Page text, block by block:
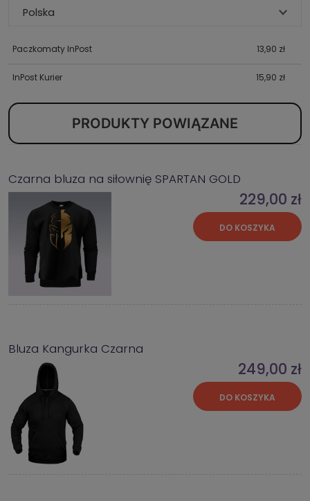
Paczkomaty InPost 13,90 zł
InPost Kurier 15,90 zł
PRODUKTY POWIĄZANE
Czarna bluza na siłownię SPARTAN GOLD
229,00 zł
DO KOSZYKA
Bluza Kangurka Czarna
249,00 zł
DO KOSZYKA